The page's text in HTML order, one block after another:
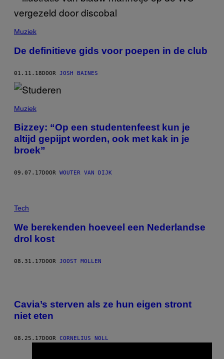
Muziek
De definitieve gids voor poepen in de club
01.11.18DOOR JOSH BAINES
Muziek
Bizzey: “Op een studentenfeest kun je
altijd gepijpt worden, ook met kak in je
broek”
09.07.17 DOOR WOUTER VAN DIJK
Tech
We berekenden hoeveel een Nederlandse
drol kost
08.31.17DOOR JOOST MOLLEN
Cavia’s sterven als ze hun eigen stront
niet eten
08.25.17 DOOR CORNELIUS NOLL